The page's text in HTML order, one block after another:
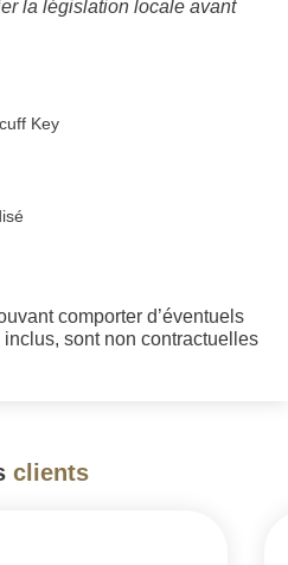
la législation locale avant
Key
comporter d’éventuels
sont non contractuelles
clients